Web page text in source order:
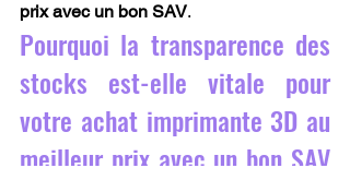
prix avec un bon SAV.
Pourquoi la transparence des
stocks est-elle vitale pour
votre achat imprimante 3D au
meilleur prix avec un bon SAV